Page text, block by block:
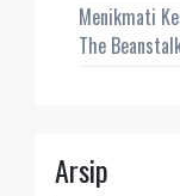
Menikmati
The
Arsip